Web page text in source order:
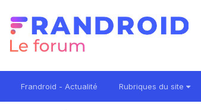
Frandroid - Actualité Rubriques du site